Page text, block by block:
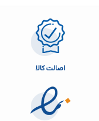
اصالت کالا